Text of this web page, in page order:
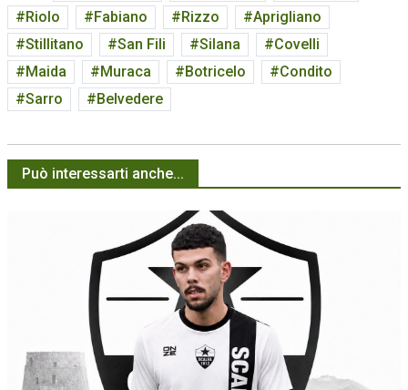
Riolo
Fabiano Rizzo
Aprigliano
Stillitano
San Fili Silana
Covelli
Maida
Muraca Botricelo
Condito
Sarro
Belvedere
Può interessarti anche...